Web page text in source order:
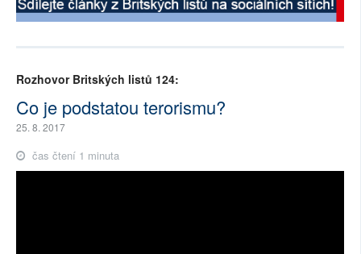
Rozhovor Britských listů 124:
Co je podstatou terorismu?
25. 8. 2017
čas čtení 1 minuta